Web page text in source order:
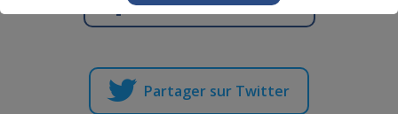
Partager sur Twitter